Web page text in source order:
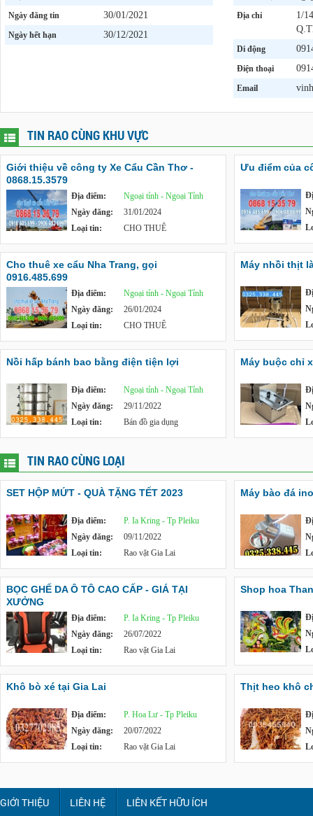
Ngày đăng tin 30/01/2021
Ngày hết hạn 30/12/2021
Địa chỉ
1/
Di động
Điện thoại
Email
TIN RAO CÙNG KHU VỰC
Giới thiệu về công ty Xe Cẩu Cần Thơ -
0868.15.3579
Địa điểm:
Ngoại tỉnh - Ngoại Tỉnh
Ngày đăng:
31/01/2024
Loại tin:
CHO THUÊ
Ưu điểm của
Cho thuê xe cẩu Nha Trang, gọi
0916.485.699
Địa điểm:
Ngoại tỉnh - Ngoại Tỉnh
Ngày đăng:
26/01/2024
Loại tin:
CHO THUÊ
Máy nhồi thịt
Nồi hấp bánh bao bằng điện tiện lợi
Địa điểm:
Ngoại tỉnh - Ngoại Tỉnh
Ngày đăng:
29/11/2022
Loại tin:
Bán đồ gia dụng
Máy buộc chỉ
TIN RAO CÙNG LOẠI
SET HỘP MỨT - QUÀ TẶNG TẾT 2023
Địa điểm:
P. Ia Kring - Tp Pleiku
Ngày đăng:
09/11/2022
Loại tin:
Rao vặt Gia Lai
Máy bào đá
BỌC GHẾ DA Ô TÔ CAO CẤP - GIÁ TẠI
XƯỞNG
Địa điểm:
P. Ia Kring - Tp Pleiku
Ngày đăng:
26/07/2022
Loại tin:
Rao vặt Gia Lai
Shop hoa
Khô bò xé tại Gia Lai
Địa điểm:
P. Hoa Lư - Tp Pleiku
Ngày đăng:
20/07/2022
Loại tin:
Rao vặt Gia Lai
Thịt heo khô
GIỚI THIỆU LIÊN HỆ LIÊN KẾT HỮU ÍCH